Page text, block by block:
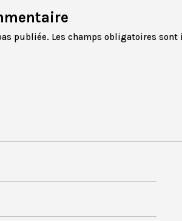
publiée. Les champs obligatoires sont